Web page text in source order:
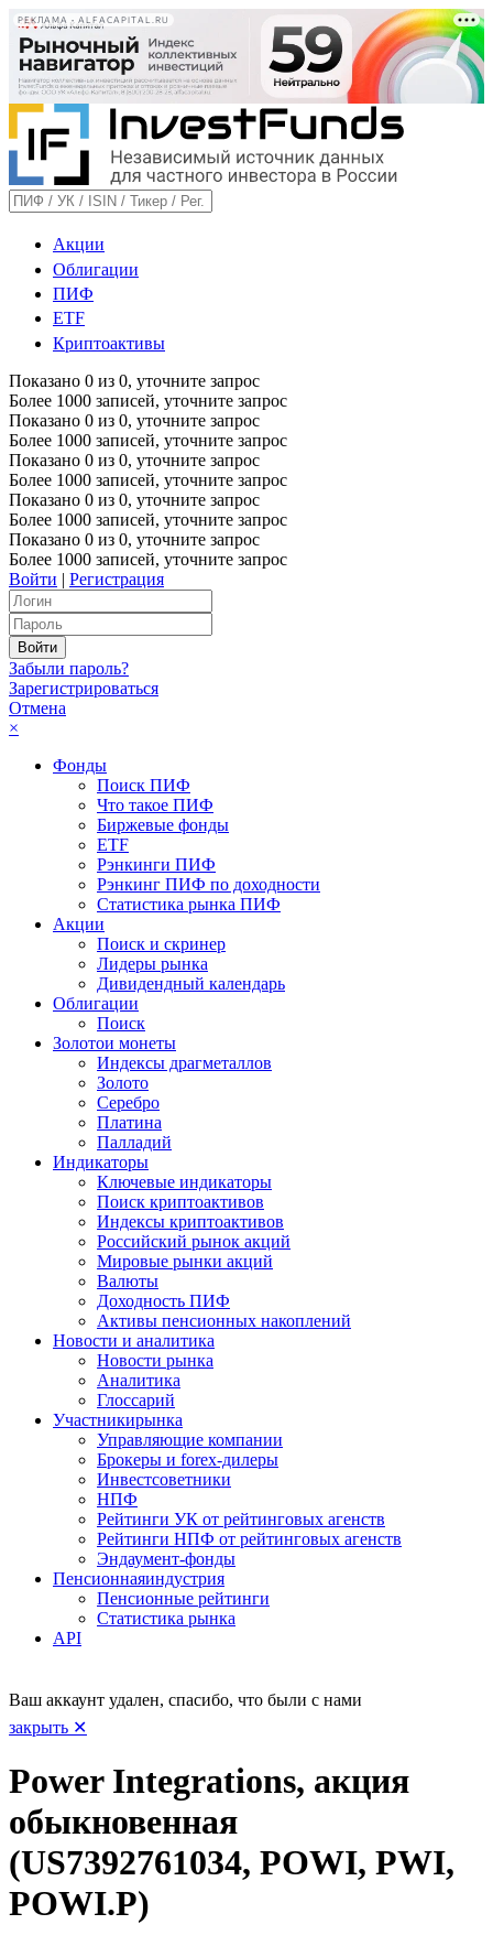
РЕКЛАМА • ALFACAPITAL.RU
Акции
Облигации
ПИФ
ETF
Криптоактивы
Показано 0 из 0, уточните запрос
Более 1000 записей, уточните запрос
Показано 0 из 0, уточните запрос
Более 1000 записей, уточните запрос
Показано 0 из 0, уточните запрос
Более 1000 записей, уточните запрос
Показано 0 из 0, уточните запрос
Более 1000 записей, уточните запрос
Показано 0 из 0, уточните запрос
Более 1000 записей, уточните запрос
Войти | Регистрация
Забыли пароль?
Зарегистрироваться
Отмена
×
Фонды
Поиск ПИФ
Что такое ПИФ
Биржевые фонды
ETF
Рэнкинги ПИФ
Рэнкинг ПИФ по доходности
Статистика рынка ПИФ
Акции
Поиск и скринер
Лидеры рынка
Дивидендный календарь
Облигации
Поиск
Золотои монеты
Индексы драгметаллов
Золото
Серебро
Платина
Палладий
Индикаторы
Ключевые индикаторы
Поиск криптоактивов
Индексы криптоактивов
Российский рынок акций
Мировые рынки акций
Валюты
Доходность ПИФ
Активы пенсионных накоплений
Новости и аналитика
Новости рынка
Аналитика
Глоссарий
Участникирынка
Управляющие компании
Брокеры и forex-дилеры
Инвестсоветники
НПФ
Рейтинги УК от рейтинговых агенств
Рейтинги НПФ от рейтинговых агенств
Эндаумент-фонды
Пенсионнаяиндустрия
Пенсионные рейтинги
Статистика рынка
API
Ваш аккаунт удален, спасибо, что были с нами
закрыть ✕
Power Integrations, акция
обыкновенная
(US7392761034, POWI, PWI,
POWI.P)